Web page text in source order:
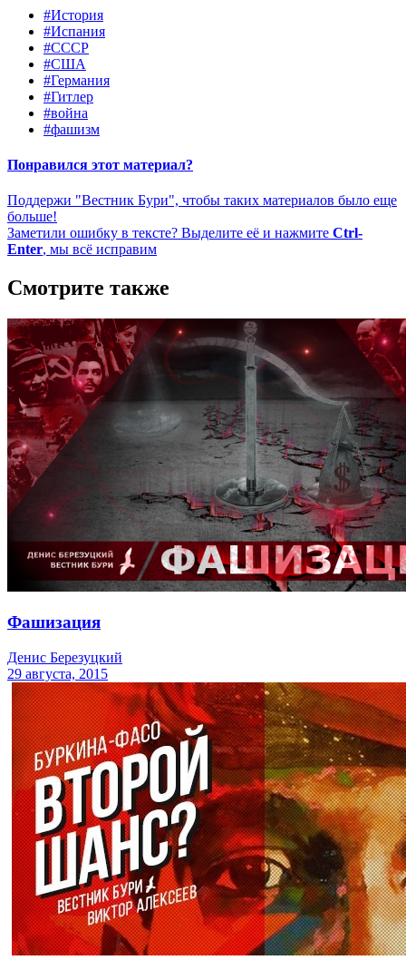
#История
#Испания
#СССР
#США
#Германия
#Гитлер
#война
#фашизм
Понравился этот материал?
Поддержи "Вестник Бури", чтобы таких материалов было еще
больше!
Заметили ошибку в тексте? Выделите её и нажмите Ctrl-
Enter, мы всё исправим
Смотрите также
Фашизация
Денис Березуцкий
29 августа, 2015